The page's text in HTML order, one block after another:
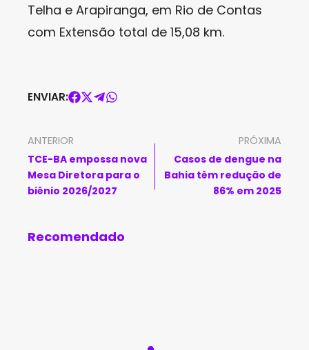
Telha e Arapiranga, em Rio de Contas
com Extensão total de 15,08 km.
ENVIAR:
ANTERIOR
TCE-BA empossa nova
Mesa Diretora para o
biênio 2026/2027
PRÓXIMA
Casos de dengue na
Bahia têm redução de
86% em 2025
Recomendado